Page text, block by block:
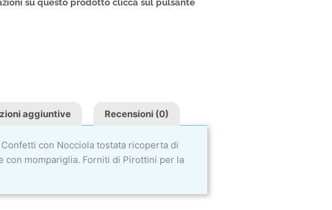
su questo prodotto clicca sul pulsante
aggiuntive Recensioni (0)
con Nocciola tostata ricoperta di
con mompariglia. Forniti di Pirottini per la